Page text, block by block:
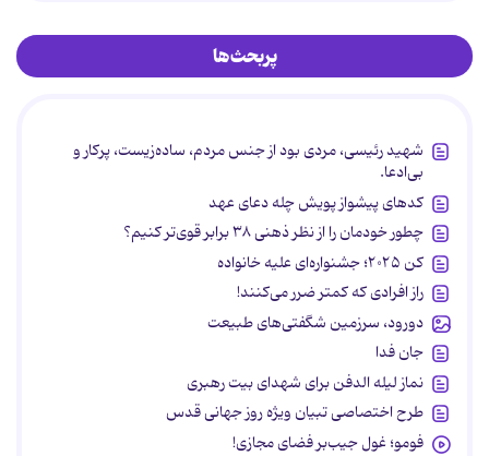
پربحث‌ها
شهید رئیسی، مردی بود از جنس مردم، ساده‌زیست، پرکار و
بی‌ادعا.
کدهای پیشواز پویش چله دعای عهد
چطور خودمان را از نظر ذهنی ۳۸ برابر قوی‌تر کنیم؟
کن ۲۰۲۵؛ جشنواره‌ای علیه خانواده
راز افرادی که کمتر ضرر می‌کنند!
دورود، سرزمین شگفتی‌های طبیعت
جان فدا
نماز لیله الدفن برای شهدای بیت رهبری
طرح اختصاصی تبیان ویژه روز جهانی قدس
فومو؛ غول جیب‌بر فضای مجازی!